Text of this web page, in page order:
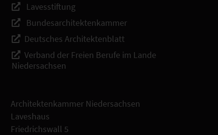
Lavesstiftung
Bundesarchitektenkammer
Deutsches Architektenblatt
Verband der Freien Berufe im Lande
Niedersachsen
Architektenkammer Niedersachsen
Laveshaus
Friedrichswall 5